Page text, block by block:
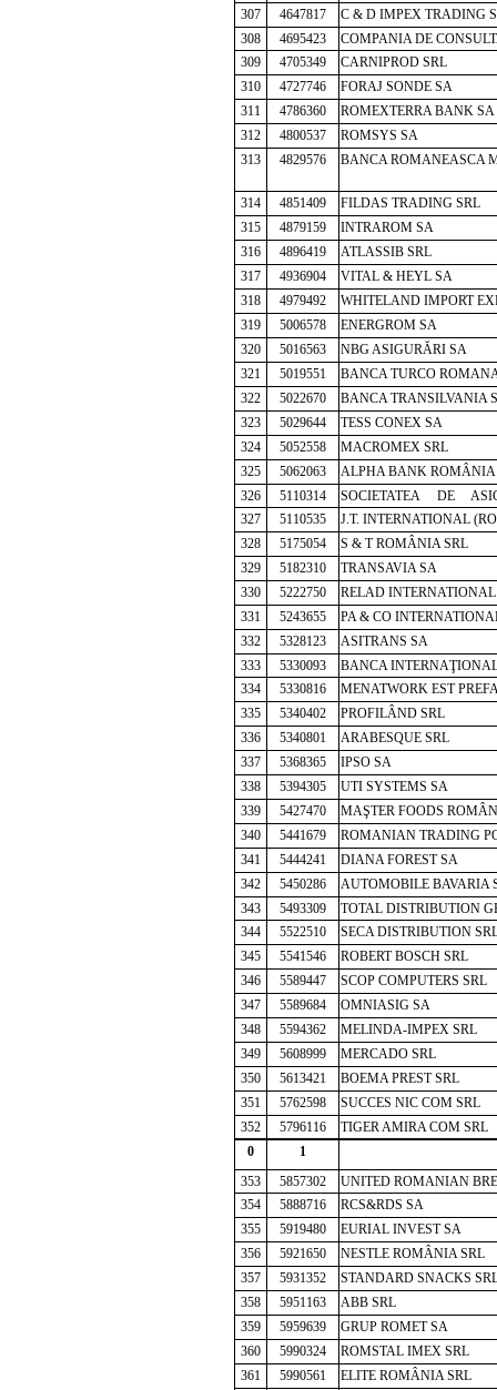
307
4647817
C & D IMPEX TRADING
308
4695423
COMPANIA DE
309
4705349
CARNIPROD SRL
310
4727746
FORAJ SONDE SA
311
4786360
ROMEXTERRA BANK SA
312
4800537
ROMSYS SA
313
4829576 BANCA ROMANEASCA
314 4851409
FILDAS TRADING SRL
315
4879159
INTRAROM SA
316
4896419
ATLASSIB SRL
317
4936904
VITAL & HEYL SA
318
4979492
WHITELAND IMPORT
319
5006578
ENERGROM SA
320
5016563
NBG ASIGURĂRI SA
321
5019551
BANCA TURCO
322
5022670
BANCA TRANSILVANIA
323
5029644
TESS CONEX SA
324
5052558
MACROMEX SRL
325
5062063
ALPHA BANK ROMÂNIA
326
5110314
SOCIETATEA DE
327
5110535
J.T. INTERNATIONAL
328
5175054
S & T ROMÂNIA SRL
329
5182310
TRANSAVIA SA
330
5222750
RELAD INTERNATIONAL
331
5243655
PA & CO
332
5328123
ASITRANS SA
333
5330093
BANCA
334
5330816
MENATWORK EST
335
5340402
PROFILÂND SRL
336
5340801
ARABESQUE SRL
337
5368365
IPSO SA
338
5394305
UTI SYSTEMS SA
339
5427470
MAŞTER FOODS
340
5441679
ROMANIAN TRADING
341
5444241
DIANA FOREST SA
342
5450286
AUTOMOBILE BAVARIA
343
5493309
TOTAL DISTRIBUTION
344
5522510
SECA DISTRIBUTION
345
5541546
ROBERT BOSCH SRL
346
5589447
SCOP COMPUTERS SRL
347
5589684
OMNIASIG SA
348
5594362
MELINDA-IMPEX SRL
349
5608999
MERCADO SRL
350
5613421
BOEMA PREST SRL
351
5762598
SUCCES NIC COM SRL
352
5796116
TIGER AMIRA COM SRL
0
1
353
5857302
UNITED ROMANIAN
354
5888716
RCS&RDS SA
355
5919480
EURIAL INVEST SA
356
5921650
NESTLE ROMÂNIA SRL
357
5931352
STANDARD SNACKS
358
5951163
ABB SRL
359
5959639
GRUP ROMET SA
360
5990324
ROMSTAL IMEX SRL
361
5990561
ELITE ROMÂNIA SRL